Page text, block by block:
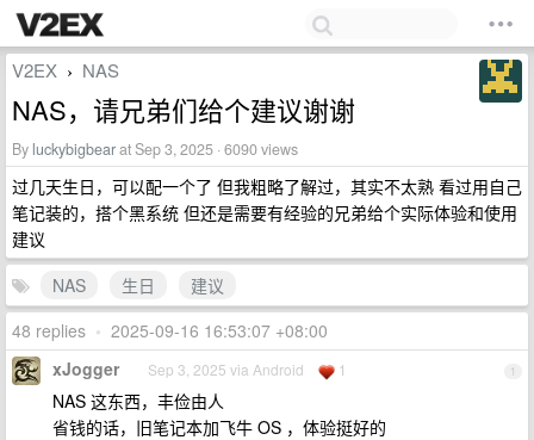
V2EX › NAS
NAS，请兄弟们给个建议谢谢
By luckybigbearat Sep 3, 2025 · 6090 views
过几天生日，可以配一个了 但我粗略了解过，其实不太熟 看过用自己
笔记装的，搭个黑系统 但还是需要有经验的兄弟给个实际体验和使用
建议
NAS
生日
建议
48 replies • 2025-09-16 16:53:07 +08:00
1
xJogger Sep 3, 2025 via Android 1
NAS 这东西，丰俭由人
省钱的话，旧笔记本加飞牛 OS ，体验挺好的